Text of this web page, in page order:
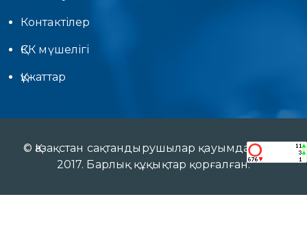
Контактілер
ҚСК мүшелігі
Құжаттар
© Қазақстан сақтандырушылар қауымдастығы
2017. Барлық құқықтар қорғалған.